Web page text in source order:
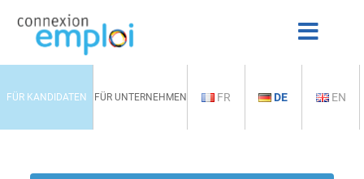
FÜR KANDIDATEN FÜR UNTERNEHMEN FR DE EN